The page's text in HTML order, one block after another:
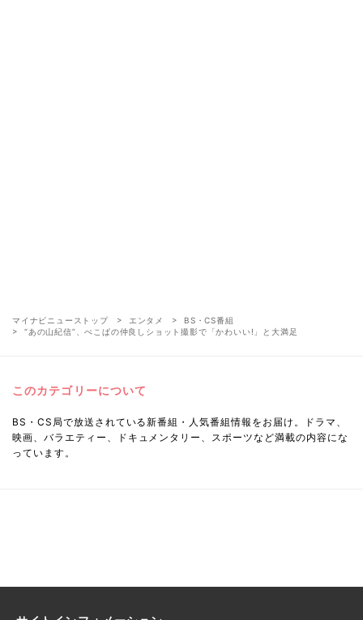
マイナビニューストップ エンタメ
BS・CS番組
“あの山紀信”、ぺこぱの仲良しショット撮影で「かわいい!」と大満足
このカテゴリーについて
BS・CS局で放送されている新番組・人気番組情報をお届け。ドラマ、
映画、バラエティー、ドキュメンタリー、スポーツなど満載の内容にな
っています。